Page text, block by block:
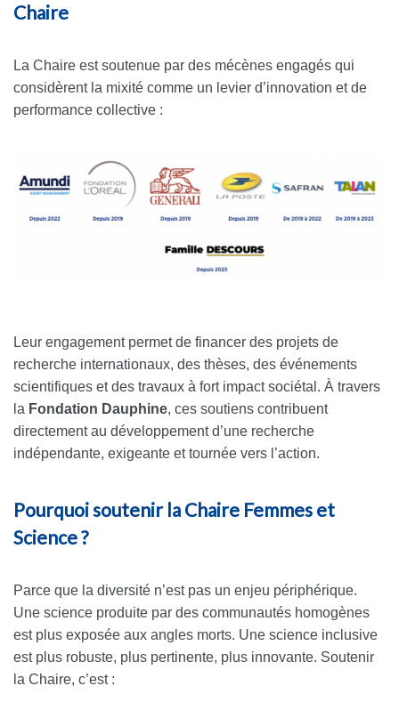
Chaire
La Chaire est soutenue par des mécènes engagés qui
considèrent la mixité comme un levier d’innovation et de
performance collective :
Leur engagement permet de financer des projets de
recherche internationaux, des thèses, des événements
scientifiques et des travaux à fort impact sociétal. À travers
la Fondation Dauphine, ces soutiens contribuent
directement au développement d’une recherche
indépendante, exigeante et tournée vers l’action.
Pourquoi soutenir la Chaire Femmes et
Science ?
Parce que la diversité n’est pas un enjeu périphérique.
Une science produite par des communautés homogènes
est plus exposée aux angles morts. Une science inclusive
est plus robuste, plus pertinente, plus innovante. Soutenir
la Chaire, c’est :